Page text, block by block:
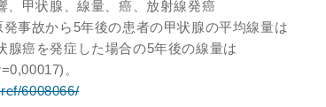
、甲状腺、線量、癌、放射線発癌
事故から5年後の患者の甲状腺の平均線量は
腺癌を発症した場合の5年後の線量は
。
6008066/